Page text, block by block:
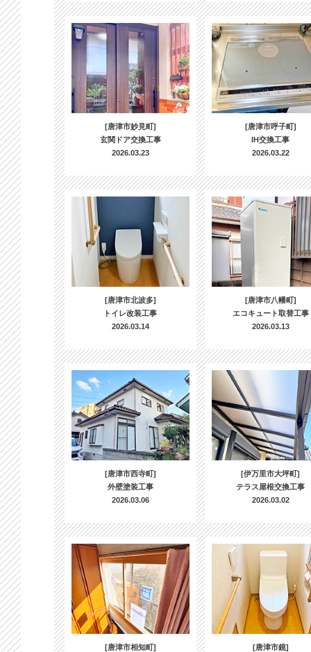
[唐津市妙見町]
玄関ドア交換工事
2026.03.23
[唐津市呼子町]
IH交換工事
2026.03.22
[唐津市北波多]
トイレ改装工事
2026.03.14
[唐津市八幡町]
エコキュート取替工事
2026.03.13
[唐津市西寺町]
外壁塗装工事
2026.03.06
[伊万里市大坪町]
テラス屋根交換工事
2026.03.02
[唐津市相知町]
[唐津市鏡]